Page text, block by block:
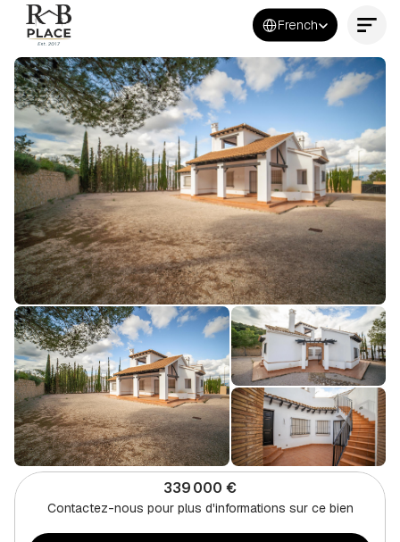
Select Language
French
Contactez-nous maintenant
339 000 €
Contactez-nous pour plus d'informations sur ce bien